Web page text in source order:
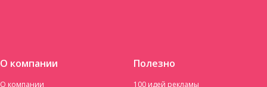
О компании
О компании
Полезно
100 идей рекламы